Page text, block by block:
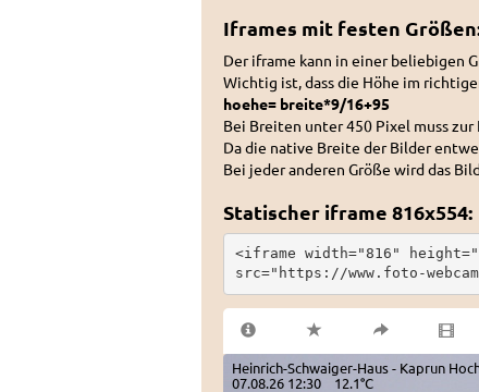
Iframes mit festen
Der iframe kann in einer beliebigen
Wichtig ist, dass die Höhe im
hoehe= breite*9/16+95
Bei Breiten unter 450 Pixel muss
Da die native Breite der Bilder
Bei jeder anderen Größe wird das
Statischer iframe 816x554:
<iframe width="816"